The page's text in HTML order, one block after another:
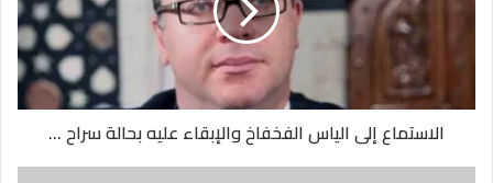
الاستماع إلى الياس الفخفاخ والإبقاء عليه بحالة سراح ...